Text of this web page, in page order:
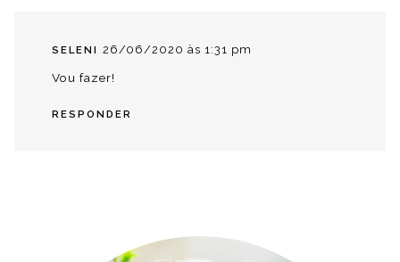
SELENI 26/06/2020 às 1:31 pm
Vou fazer!
RESPONDER